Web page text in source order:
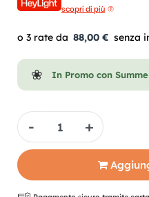
scopri di più
88,00 €
In Promo con
Quantità